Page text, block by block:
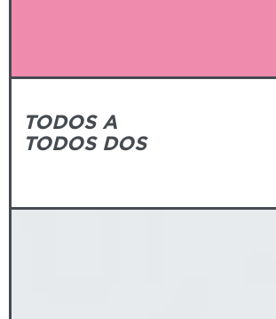
TODOS A
TODOS DOS